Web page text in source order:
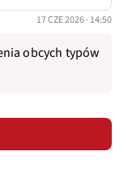
17 CZE 2026 · 14:50
obcych typów